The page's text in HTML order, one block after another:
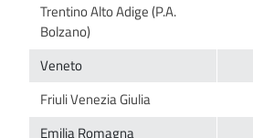
Trentino Alto Adige (P.A.